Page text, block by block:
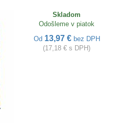
Skladom
Odošleme v piatok
Od 13,97 € bez DPH
(17,18 € s DPH)